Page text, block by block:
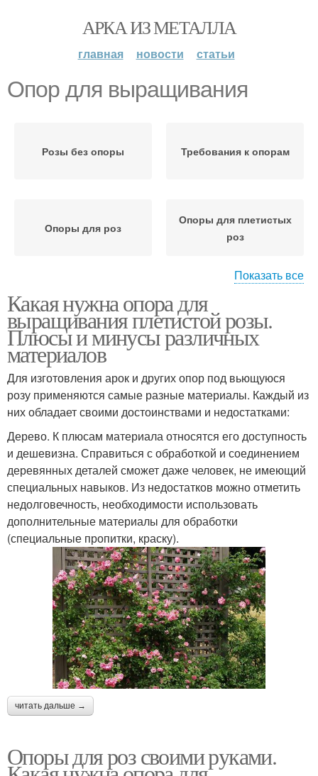
АРКА ИЗ МЕТАЛЛА
главная новости статьи
Опор для выращивания
Розы без опоры Требования к опорам
Опоры для роз
Опоры для плетистых
роз
розы
Опор для плетистых
роз
Опор для роз
Кирпичные опоры Конусные опоры
Показать все
Какая нужна опора для
выращивания плетистой розы.
Плюсы и минусы различных
материалов
Для изготовления арок и других опор под вьющуюся
розу применяются самые разные материалы. Каждый из
них обладает своими достоинствами и недостатками:
Дерево. К плюсам материала относятся его доступность
и дешевизна. Справиться с обработкой и соединением
деревянных деталей сможет даже человек, не имеющий
специальных навыков. Из недостатков можно отметить
недолговечность, необходимости использовать
дополнительные материалы для обработки
(специальные пропитки, краску).
читать дальше →
Опоры для роз своими руками.